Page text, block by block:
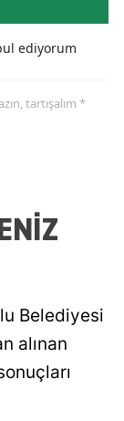
ediyorum
tartışalım *
Belediyesi
alınan